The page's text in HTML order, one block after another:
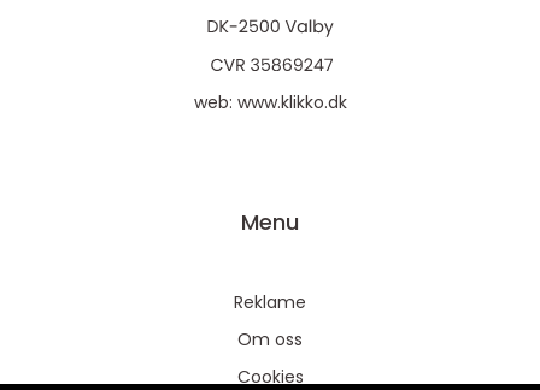
web: www.klikko.dk
Menu
Reklame
Om oss
Cookies